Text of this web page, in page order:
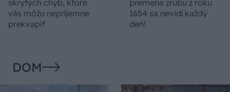
skrytých chýb, ktoré
vás môžu nepríjemne
prekvapiť
premena zrubu z roku
1654 sa nevidí každý
deň!
DOM